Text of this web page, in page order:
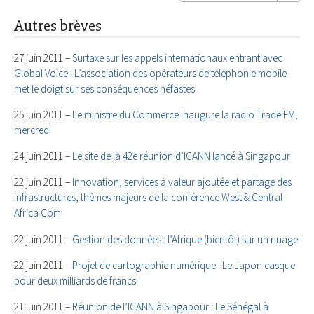
Autres brèves
27 juin 2011 –Surtaxe sur les appels internationaux entrant avec
Global Voice : L’association des opérateurs de téléphonie mobile
met le doigt sur ses conséquences néfastes
25 juin 2011 – Le ministre du Commerce inaugure la radio Trade FM,
mercredi
24 juin 2011 – Le site de la 42e réunion d’ICANN lancé à Singapour
22 juin 2011 – Innovation, services à valeur ajoutée et partage des
infrastructures, thèmes majeurs de la conférence West & Central
Africa Com
22 juin 2011 – Gestion des données : l’Afrique (bientôt) sur un nuage
22 juin 2011 – Projet de cartographie numérique : Le Japon casque
pour deux milliards de francs
21 juin 2011 – Réunion de l’ICANN à Singapour : Le Sénégal à